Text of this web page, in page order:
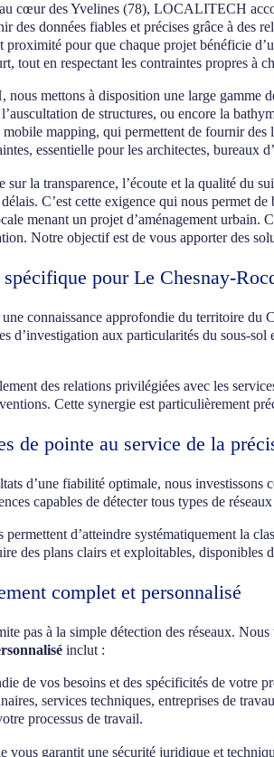
cœur des Yvelines (78), LOCALITECH
des données fiables et précises grâce à des
proximité pour que chaque projet bénéficie
tout en respectant les contraintes propres à
mettons à disposition une large gamme
l’auscultation de structures, ou encore la
mapping, qui permettent de fournir
essentielle pour les architectes, bureaux
sur la transparence, l’écoute et la qualité du
C’est cette exigence qui nous permet
menant un projet d’aménagement urbain.
Notre objectif est de vous apporter des
pour Le Chesnay-
connaissance approfondie du territoire
d’investigation aux particularités du sous-
des relations privilégiées avec les
Cette synergie est particulièrement
de pointe au service de la
d’une fiabilité optimale, nous investissons
capables de détecter tous types de
permettent d’atteindre systématiquement la
des plans clairs et exploitables,
complet et personnalisé
pas à la simple détection des réseaux.
inclut :
de vos besoins et des spécificités de votre
services techniques, entreprises de
processus de travail.
vous garantit une sécurité juridique et